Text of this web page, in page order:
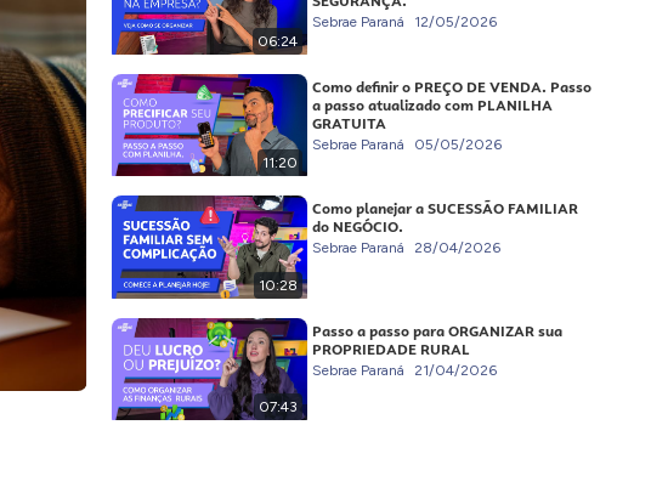
06:24
Sebrae Paraná 12/05/2026
11:20
Como definir o PREÇO DE VENDA. Passo
a passo atualizado com PLANILHA
GRATUITA
Sebrae Paraná 05/05/2026
10:28
Como planejar a SUCESSÃO FAMILIAR
do NEGÓCIO.
Sebrae Paraná 28/04/2026
07:43
Passo a passo para ORGANIZAR sua
PROPRIEDADE RURAL
Sebrae Paraná 21/04/2026